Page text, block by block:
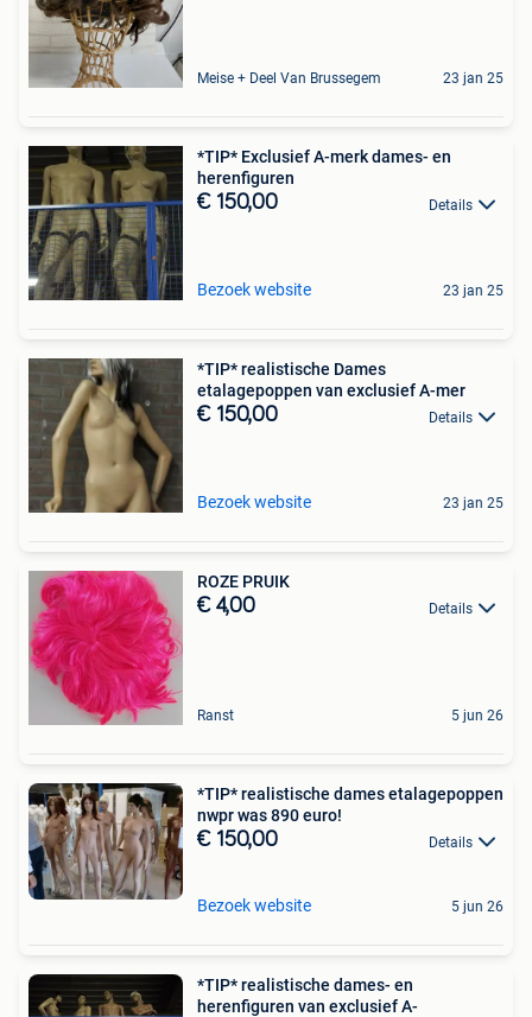
Meise + Deel Van Brussegem 23 jan 25
*TIP* Exclusief A-merk dames- en
herenfiguren
€ 150,00 Details
Bezoek website 23 jan 25
*TIP* realistische Dames
etalagepoppen van exclusief A-mer
€ 150,00 Details
Bezoek website 23 jan 25
ROZE PRUIK
€ 4,00 Details
Ranst 5 jun 26
*TIP* realistische dames etalagepoppen
nwpr was 890 euro!
€ 150,00 Details
Bezoek website 5 jun 26
*TIP* realistische dames- en
herenfiguren van exclusief A-